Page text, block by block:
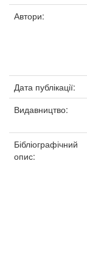
Автори:
Дата публікації:
Видавництво:
Бібліографічний
опис: